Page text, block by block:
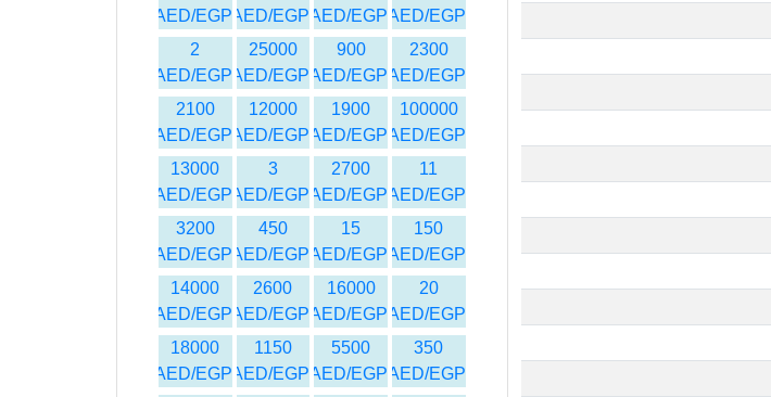
AED/EGP
AED/EGP
AED/EGP
AED/EGP
2300
AED/EGP
900
AED/EGP
25000
AED/EGP
2
AED/EGP
100000
AED/EGP
1900
AED/EGP
12000
AED/EGP
2100
AED/EGP
11
AED/EGP
2700
AED/EGP
3
AED/EGP
13000
AED/EGP
150
AED/EGP
15
AED/EGP
450
AED/EGP
3200
AED/EGP
20
AED/EGP
16000
AED/EGP
2600
AED/EGP
14000
AED/EGP
350
AED/EGP
5500
AED/EGP
1150
AED/EGP
18000
AED/EGP